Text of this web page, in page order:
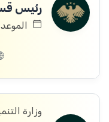
رئيس
الموعد
وزارة